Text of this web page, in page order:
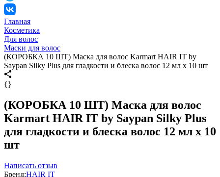
Главная
Косметика
Для волос
Маски для волос
(КОРОБКА 10 ШТ) Маска для волос Karmart HAIR IT by
Saypan Silky Plus для гладкости и блеска волос 12 мл x 10 шт
{}
(КОРОБКА 10 ШТ) Маска для волос
Karmart HAIR IT by Saypan Silky Plus
для гладкости и блеска волос 12 мл x 10
шт
Написать отзыв
Бренд:HAIR IT